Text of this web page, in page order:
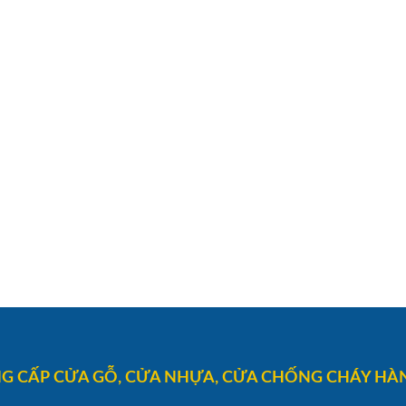
CẤP CỬA GỖ, CỬA NHỰA, CỬA CHỐNG CHÁY